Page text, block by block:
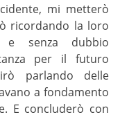
mi metterò
ricordando la loro
e senza dubbio
per il futuro
parlando delle
a fondamento
E concluderò con